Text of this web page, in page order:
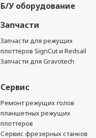
Б/У оборудование
Запчасти
Запчасти для режущих
плоттеров SignCut и Redsail
Запчасти для Gravotech
Сервис
Ремонт режущих голов
планшетных режущих
плоттеров
Сервис фрезерных станков